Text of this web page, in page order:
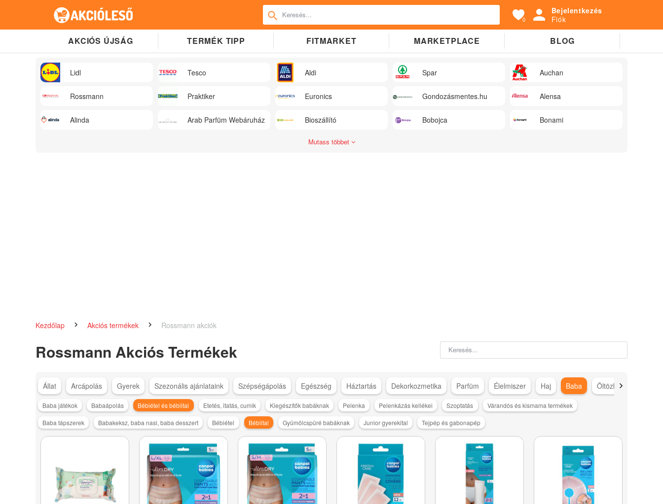
0
Bejelentkezés
Fiók
AKCIÓS ÚJSÁG TERMÉK TIPP FITMARKET MARKETPLACE BLOG
Lidl Tesco Aldi Spar Auchan
Rossmann Praktiker Euronics Gondozásmentes.hu Alensa
Alinda Arab Parfüm Webáruház Bioszállító Bobojca Bonami
Mutass többet
Kezdőlap Akciós termékek Rossmann akciók
Rossmann Akciós Termékek
Állat Arcápolás Gyerek Szezonális ajánlataink Szépségápolás Egészség Háztartás Dekorkozmetika Parfüm Élelmiszer Haj Baba Öltözködés
Baba játékok Babaápolás Bébiétel és bébiital Etetés, itatás, cumik Kiegészítők babáknak Pelenka Pelenkázás kellékei Szoptatás Várandós és kismama termékek
Baba tápszerek Babakeksz, baba nasi, baba desszert Bébiétel Bébiital Gyümölcspüré babáknak Junior gyerekital Tejpép és gabonapép